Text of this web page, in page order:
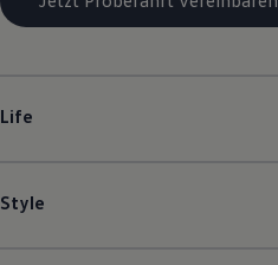
Life
Style